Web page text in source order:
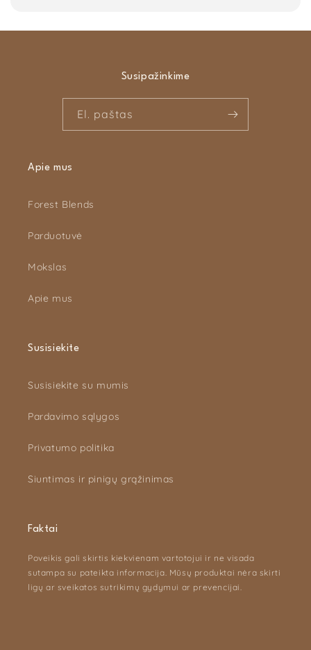
Susipažinkime
El. paštas
Apie mus
Forest Blends
Parduotuvė
Mokslas
Apie mus
Susisiekite
Susisiekite su mumis
Pardavimo sąlygos
Privatumo politika
Siuntimas ir pinigų grąžinimas
Faktai
Poveikis gali skirtis kiekvienam vartotojui ir ne visada
sutampa su pateikta informacija. Mūsų produktai nėra skirti
ligų ar sveikatos sutrikimų gydymui ar prevencijai.